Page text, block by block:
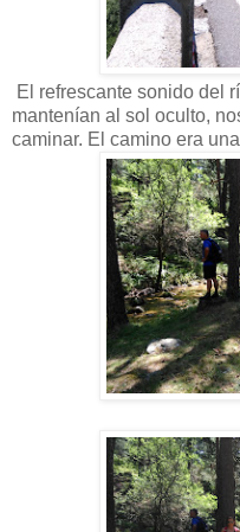
El refrescante sonido del
mantenían al sol oculto,
caminar. El camino era